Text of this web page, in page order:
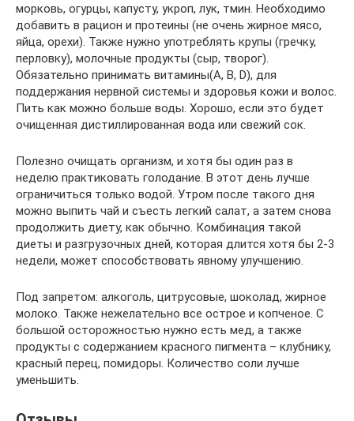
морковь, огурцы, капусту, укроп, лук, тмин. Необходимо
добавить в рацион и протеины (не очень жирное мясо,
яйца, орехи). Также нужно употреблять крупы (гречку,
перловку), молочные продукты (сыр, творог).
Обязательно принимать витамины(A, B, D), для
поддержания нервной системы и здоровья кожи и волос.
Пить как можно больше воды. Хорошо, если это будет
очищенная дистиллированная вода или свежий сок.
Полезно очищать организм, и хотя бы один раз в
неделю практиковать голодание. В этот день лучше
ограничиться только водой. Утром после такого дня
можно выпить чай и съесть легкий салат, а затем снова
продолжить диету, как обычно. Комбинация такой
диеты и разгрузочных дней, которая длится хотя бы 2-3
недели, может способствовать явному улучшению.
Под запретом: алкоголь, цитрусовые, шоколад, жирное
молоко. Также нежелательно все острое и копченое. С
большой осторожностью нужно есть мед, а также
продукты с содержанием красного пигмента – клубнику,
красный перец, помидоры. Количество соли лучше
уменьшить.